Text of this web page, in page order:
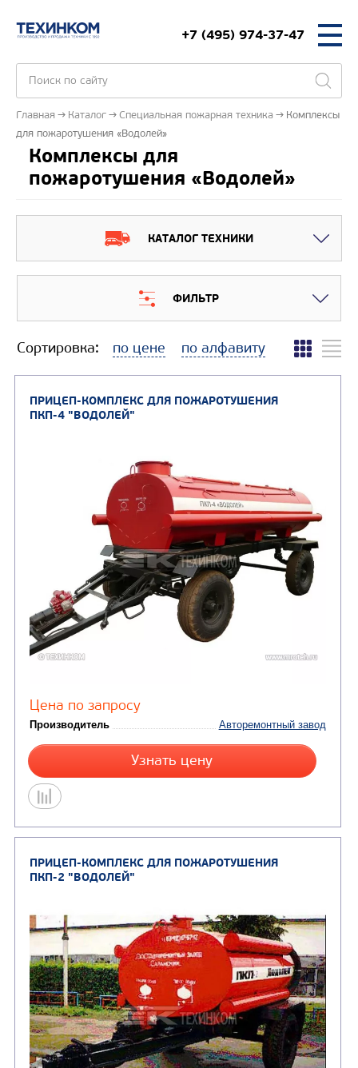
+7 (495) 974-37-47
Главная Каталог Специальная пожарная техника
Комплексы
для пожаротушения «Водолей»
Комплексы для
пожаротушения «Водолей»
КАТАЛОГ ТЕХНИКИ
ФИЛЬТР
Сортировка: по цене по алфавиту
ПРИЦЕП-КОМПЛЕКС ДЛЯ ПОЖАРОТУШЕНИЯ
ПКП-4 "ВОДОЛЕЙ"
Цена по запросу
Узнать цену